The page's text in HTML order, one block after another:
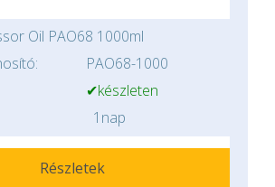
Oil PAO68 1000ml
PAO68-1000
✔készleten
1nap
Részletek